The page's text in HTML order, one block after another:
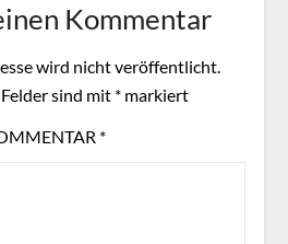
Kommentar
wird nicht veröffentlicht.
sind mit *markiert
*